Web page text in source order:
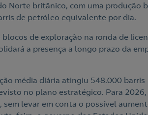
Norte britânico, com uma produção
de petróleo equivalente por dia.
de exploração na ronda de
a presença a longo prazo da
média diária atingiu 548.000 barris
no plano estratégico. Para 2026,
levar em conta o possível